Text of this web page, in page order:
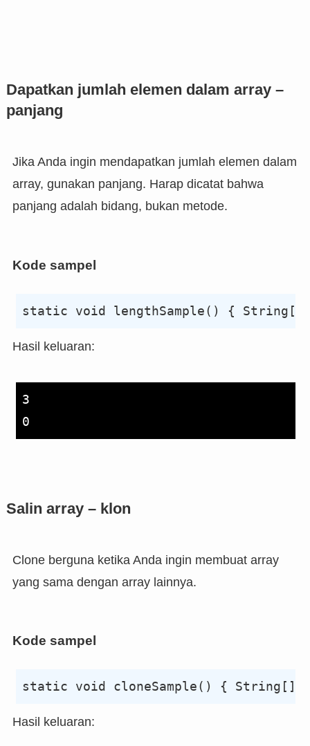
Dapatkan jumlah elemen dalam array –
panjang
Jika Anda ingin mendapatkan jumlah elemen dalam
array, gunakan panjang. Harap dicatat bahwa
panjang adalah bidang, bukan metode.
Kode sampel
Hasil keluaran:
3
Salin array – klon
Clone berguna ketika Anda ingin membuat array
yang sama dengan array lainnya.
Kode sampel
Hasil keluaran: